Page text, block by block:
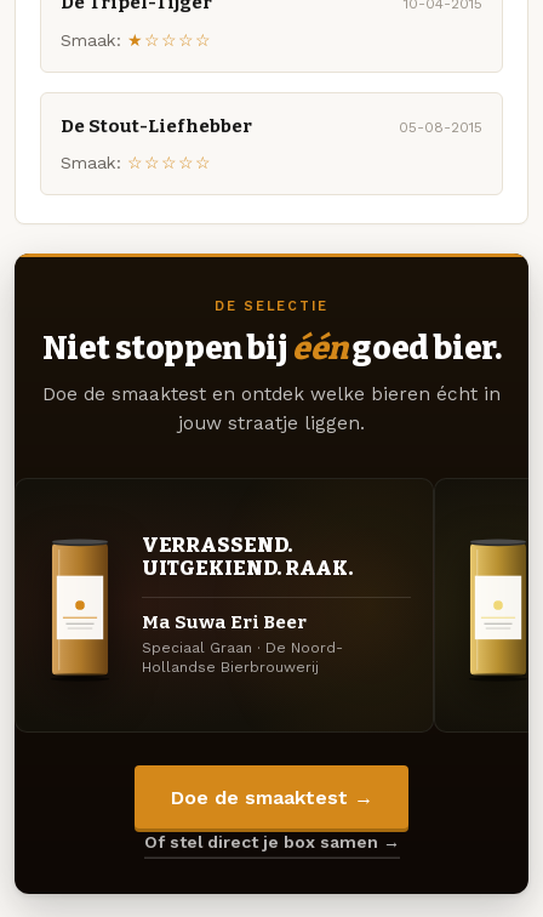
10-04-2015
Smaak: ★☆☆☆☆
De Stout-Liefhebber 05-08-2015
Smaak: ☆☆☆☆☆
DE SELECTIE
Niet stoppen bij ééngoed bier.
Doe de smaaktest en ontdek welke bieren écht in
jouw straatje liggen.
VERRASSEND.
UITGEKIEND. RAAK.
Ma Suwa Eri Beer
Speciaal Graan · De Noord-
Hollandse Bierbrouwerij
Doe de smaaktest →
Of stel direct je box samen →